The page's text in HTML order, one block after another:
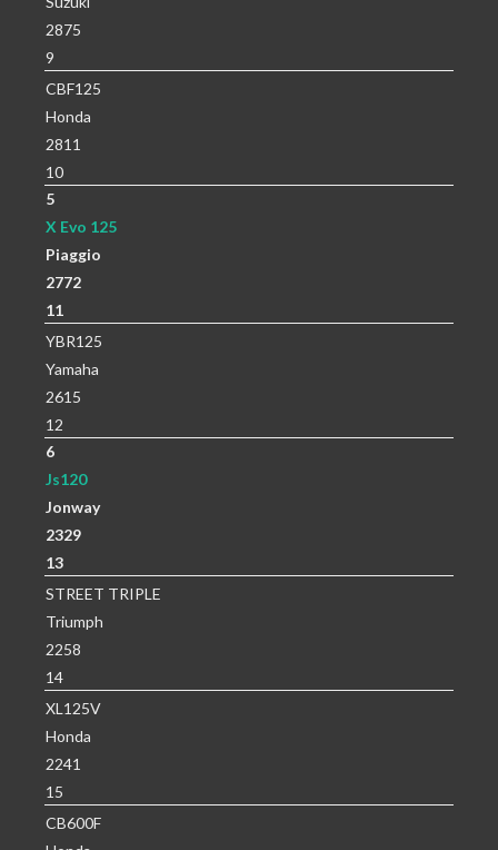
2875
9
CBF125
Honda
2811
10
5
X Evo 125
Piaggio
2772
11
YBR125
Yamaha
2615
12
6
Js120
Jonway
2329
13
STREET TRIPLE
Triumph
2258
14
XL125V
Honda
2241
15
CB600F